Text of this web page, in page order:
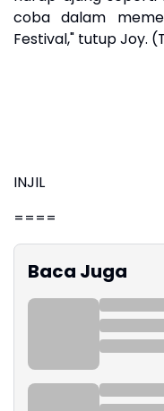
coba dalam
Festival," tutup Joy.
INJIL
====
Baca Juga